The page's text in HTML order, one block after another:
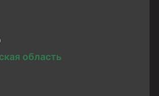
область